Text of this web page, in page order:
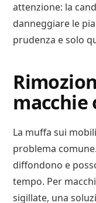
attenzione: la
danneggiare le
prudenza e solo
La muffa sui
problema
diffondono e
tempo. Per
sigillate, una